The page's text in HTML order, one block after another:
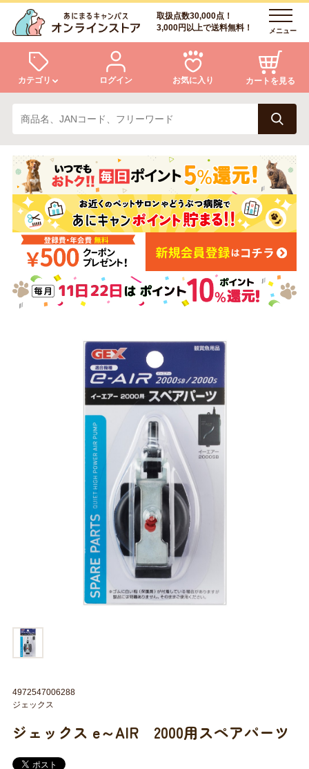
取扱点数30,000点！
3,000円以上で送料無料！
メニュー
カテゴリ
犬 猫
小動物・鳥 アクア・爬虫類・昆虫
ドッグフード キャットフード
美容・ケア用品 服・おさんぽ用品
日用品（デイリー） リビング雑貨
トリマーグッズ シニアサポート
ログイン お気に入り カートを見る
ログイン
会員登録
あにまるキャンパスについて
アフターサービス
商品リクエスト
お問い合わせ
ジェックス e～AIR 2000用スペアパーツ
4972547006288
ジェックス